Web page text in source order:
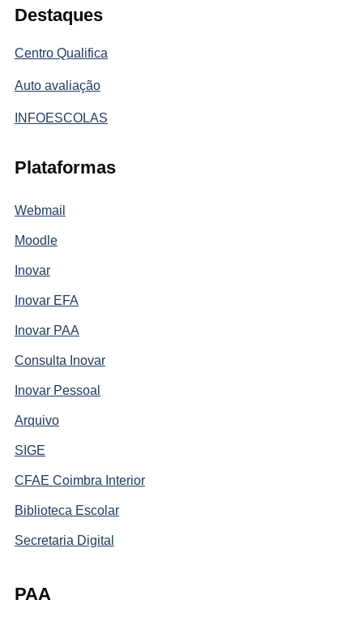
Destaques
Centro Qualifica
Auto avaliação
INFOESCOLAS
Plataformas
Webmail
Moodle
Inovar
Inovar EFA
Inovar PAA
Consulta Inovar
Inovar Pessoal
Arquivo
SIGE
CFAE Coimbra Interior
Biblioteca Escolar
Secretaria Digital
PAA